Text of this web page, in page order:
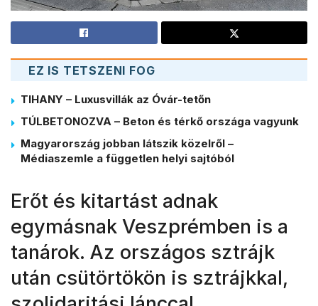
EZ IS TETSZENI FOG
TIHANY – Luxusvillák az Óvár-tetőn
TÚLBETONOZVA – Beton és térkő országa vagyunk
Magyarország jobban látszik közelről –
Médiaszemle a független helyi sajtóból
Erőt és kitartást adnak
egymásnak Veszprémben is a
tanárok. Az országos sztrájk
után csütörtökön is sztrájkkal,